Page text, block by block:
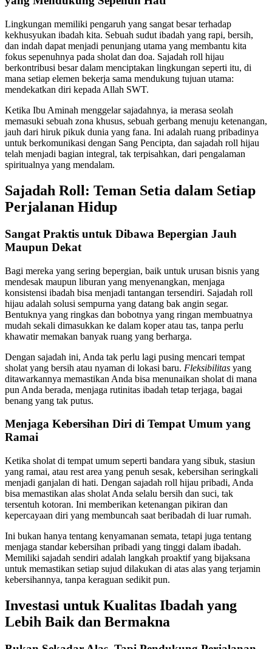
Lingkungan memiliki pengaruh yang sangat besar terhadap
kekhusyukan ibadah kita. Sebuah sudut ibadah yang rapi, bersih,
dan indah dapat menjadi penunjang utama yang membantu kita
fokus sepenuhnya pada sholat dan doa. Sajadah roll hijau
berkontribusi besar dalam menciptakan lingkungan seperti itu, di
mana setiap elemen bekerja sama mendukung tujuan utama:
mendekatkan diri kepada Allah SWT.
Ketika Ibu Aminah menggelar sajadahnya, ia merasa seolah
memasuki sebuah zona khusus, sebuah gerbang menuju ketenangan,
jauh dari hiruk pikuk dunia yang fana. Ini adalah ruang pribadinya
untuk berkomunikasi dengan Sang Pencipta, dan sajadah roll hijau
telah menjadi bagian integral, tak terpisahkan, dari pengalaman
spiritualnya yang mendalam.
Sajadah Roll: Teman Setia dalam Setiap
Perjalanan Hidup
Sangat Praktis untuk Dibawa Bepergian Jauh
Maupun Dekat
Bagi mereka yang sering bepergian, baik untuk urusan bisnis yang
mendesak maupun liburan yang menyenangkan, menjaga
konsistensi ibadah bisa menjadi tantangan tersendiri. Sajadah roll
hijau adalah solusi sempurna yang datang bak angin segar.
Bentuknya yang ringkas dan bobotnya yang ringan membuatnya
mudah sekali dimasukkan ke dalam koper atau tas, tanpa perlu
khawatir memakan banyak ruang yang berharga.
Dengan sajadah ini, Anda tak perlu lagi pusing mencari tempat
sholat yang bersih atau nyaman di lokasi baru. Fleksibilitas yang
ditawarkannya memastikan Anda bisa menunaikan sholat di mana
pun Anda berada, menjaga rutinitas ibadah tetap terjaga, bagai
benang yang tak putus.
Menjaga Kebersihan Diri di Tempat Umum yang
Ramai
Ketika sholat di tempat umum seperti bandara yang sibuk, stasiun
yang ramai, atau rest area yang penuh sesak, kebersihan seringkali
menjadi ganjalan di hati. Dengan sajadah roll hijau pribadi, Anda
bisa memastikan alas sholat Anda selalu bersih dan suci, tak
tersentuh kotoran. Ini memberikan ketenangan pikiran dan
kepercayaan diri yang membuncah saat beribadah di luar rumah.
Ini bukan hanya tentang kenyamanan semata, tetapi juga tentang
menjaga standar kebersihan pribadi yang tinggi dalam ibadah.
Memiliki sajadah sendiri adalah langkah proaktif yang bijaksana
untuk memastikan setiap sujud dilakukan di atas alas yang terjamin
kebersihannya, tanpa keraguan sedikit pun.
Investasi untuk Kualitas Ibadah yang
Lebih Baik dan Bermakna